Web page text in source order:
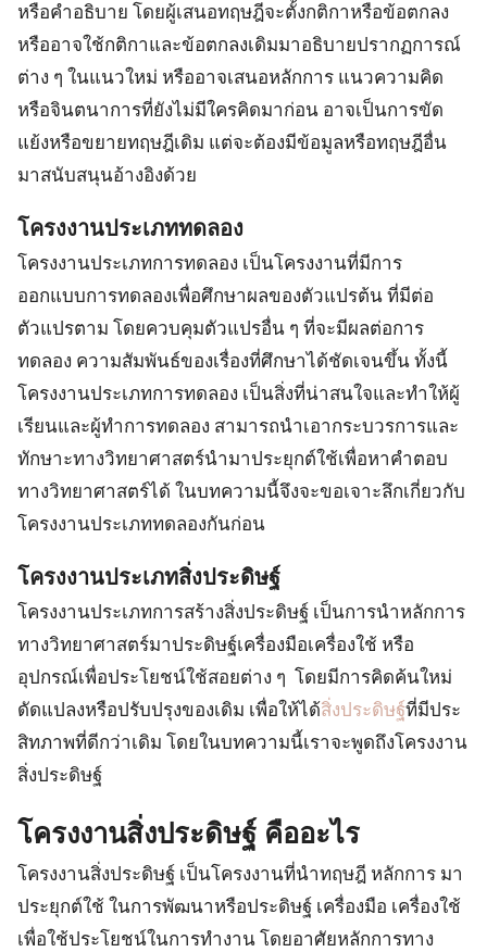
หรือคำอธิบาย โดยผู้เสนอทฤษฎีจะตั้งกติกาหรือข้อตกลง
หรืออาจใช้กติกาและข้อตกลงเดิมมาอธิบายปรากฏการณ์
ต่าง ๆ ในแนวใหม่ หรืออาจเสนอหลักการ แนวความคิด
หรือจินตนาการที่ยังไม่มีใครคิดมาก่อน อาจเป็นการขัด
แย้งหรือขยายทฤษฎีเดิม แต่จะต้องมีข้อมูลหรือทฤษฎีอื่น
มาสนับสนุนอ้างอิงด้วย
โครงงานประเภททดลอง
โครงงานประเภทการทดลอง เป็นโครงงานที่มีการ
ออกแบบการทดลองเพื่อศึกษาผลของตัวแปรต้น ที่มีต่อ
ตัวแปรตาม โดยควบคุมตัวแปรอื่น ๆ ที่จะมีผลต่อการ
ทดลอง ความสัมพันธ์ของเรื่องที่ศึกษาได้ชัดเจนขึ้น ทั้งนี้
โครงงานประเภทการทดลอง เป็นสิ่งที่น่าสนใจและทำให้ผู้
เรียนและผู้ทำการทดลอง สามารถนำเอากระบวรการและ
ทักษาะทางวิทยาศาสตร์นำมาประยุกต์ใช้เพื่อหาคำตอบ
ทางวิทยาศาสตร์ได้ ในบทความนี้จึงจะขอเจาะลึกเกี่ยวกับ
โครงงานประเภททดลองกันก่อน
โครงงานประเภทสิ่งประดิษฐ์
โครงงานประเภทการสร้างสิ่งประดิษฐ์ เป็นการนำหลักการ
ทางวิทยาศาสตร์มาประดิษฐ์เครื่องมือเครื่องใช้ หรือ
อุปกรณ์เพื่อประโยชน์ใช้สอยต่าง ๆ โดยมีการคิดค้นใหม่
ดัดแปลงหรือปรับปรุงของเดิม เพื่อให้ได้สิ่งประดิษฐ์ที่มีประ
สิทภาพที่ดีกว่าเดิม โดยในบทความนี้เราจะพูดถึงโครงงาน
สิ่งประดิษฐ์
โครงงานสิ่งประดิษฐ์ คืออะไร
โครงงานสิ่งประดิษฐ์ เป็นโครงงานที่นำทฤษฎี หลักการ มา
ประยุกต์ใช้ ในการพัฒนาหรือประดิษฐ์ เครื่องมือ เครื่องใช้
เพื่อใช้ประโยชน์ในการทำงาน โดยอาศัยหลักการทาง